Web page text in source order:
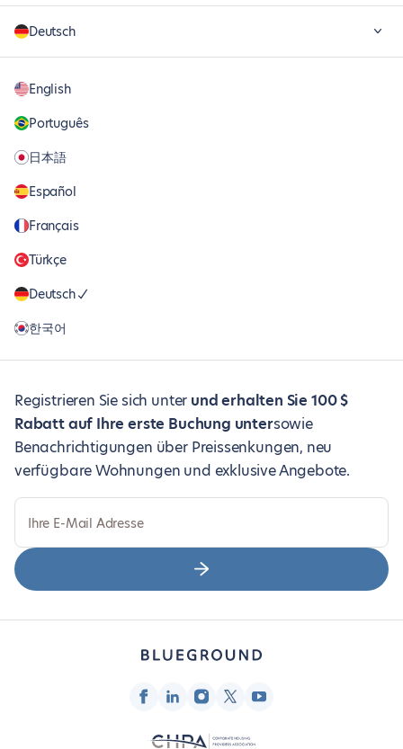
Deutsch
English
Português
日本語
Español
Français
Türkçe
Deutsch
한국어
Registrieren Sie sich unter und erhalten Sie 100 $
Rabatt auf Ihre erste Buchung untersowie
Benachrichtigungen über Preissenkungen, neu
verfügbare Wohnungen und exklusive Angebote.
Ihre E-Mail Adresse